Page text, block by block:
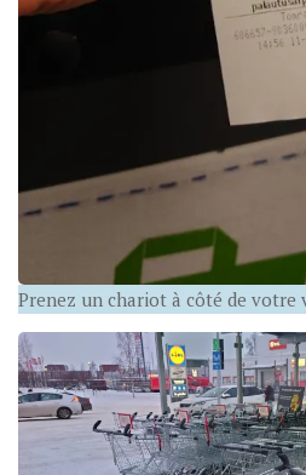
Prenez un chariot à côté de votre